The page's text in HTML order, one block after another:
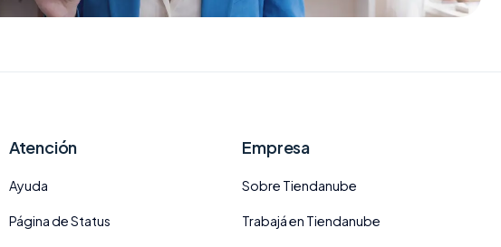
Atención
Ayuda
Página de Status
Empresa
Sobre Tiendanube
Trabajá en Tiendanube